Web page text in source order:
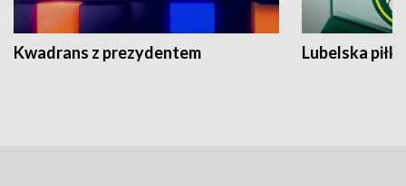
Kwadrans z prezydentem Lubelska piłka